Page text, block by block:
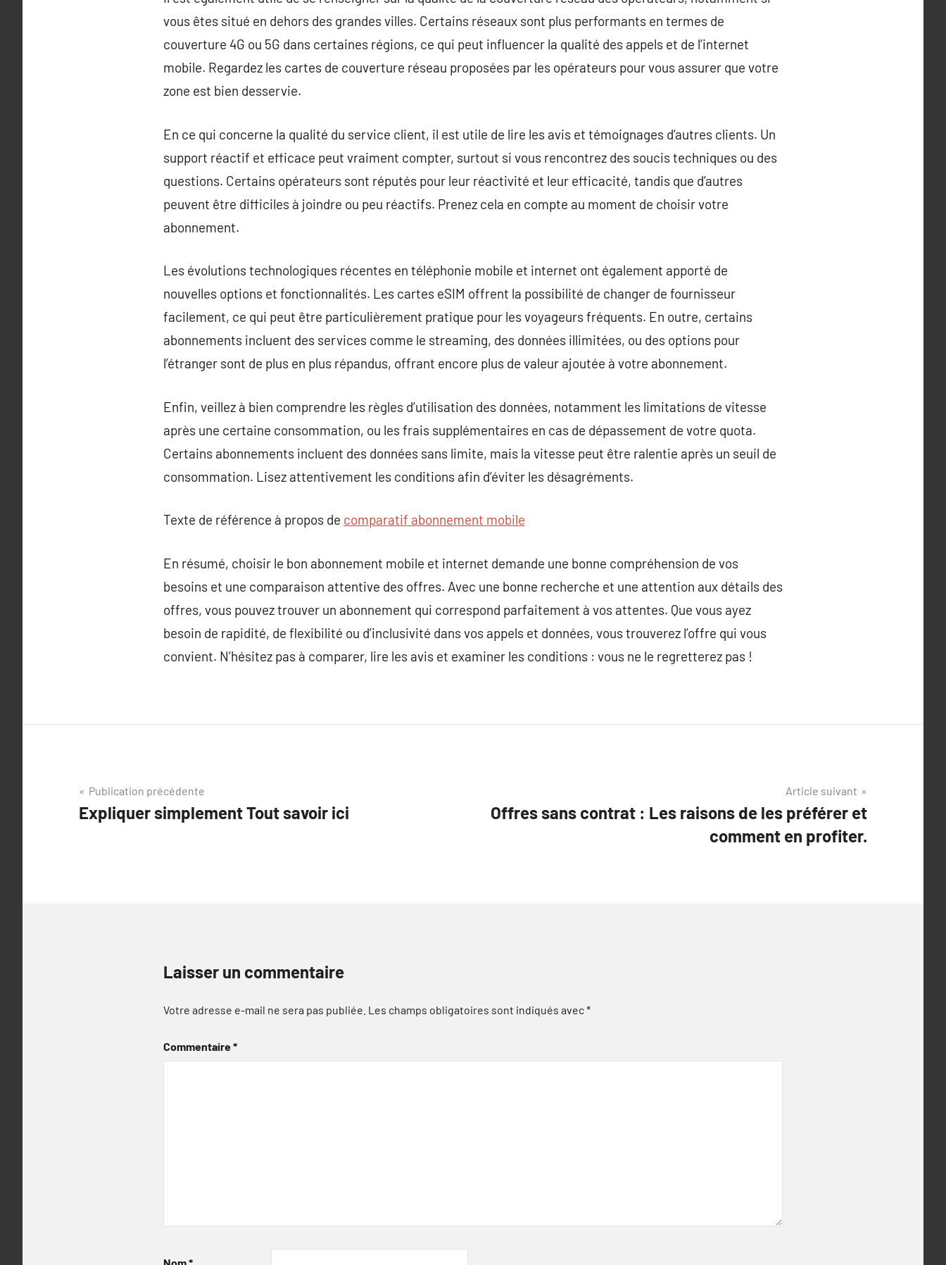
vous êtes situé en dehors des grandes villes. Certains réseaux sont plus performants en termes de
couverture 4G ou 5G dans certaines régions, ce qui peut influencer la qualité des appels et de l’internet
mobile. Regardez les cartes de couverture réseau proposées par les opérateurs pour vous assurer que votre
zone est bien desservie.
En ce qui concerne la qualité du service client, il est utile de lire les avis et témoignages d’autres clients. Un
support réactif et efficace peut vraiment compter, surtout si vous rencontrez des soucis techniques ou des
questions. Certains opérateurs sont réputés pour leur réactivité et leur efficacité, tandis que d’autres
peuvent être difficiles à joindre ou peu réactifs. Prenez cela en compte au moment de choisir votre
abonnement.
Les évolutions technologiques récentes en téléphonie mobile et internet ont également apporté de
nouvelles options et fonctionnalités. Les cartes eSIM offrent la possibilité de changer de fournisseur
facilement, ce qui peut être particulièrement pratique pour les voyageurs fréquents. En outre, certains
abonnements incluent des services comme le streaming, des données illimitées, ou des options pour
l’étranger sont de plus en plus répandus, offrant encore plus de valeur ajoutée à votre abonnement.
Enfin, veillez à bien comprendre les règles d’utilisation des données, notamment les limitations de vitesse
après une certaine consommation, ou les frais supplémentaires en cas de dépassement de votre quota.
Certains abonnements incluent des données sans limite, mais la vitesse peut être ralentie après un seuil de
consommation. Lisez attentivement les conditions afin d’éviter les désagréments.
Texte de référence à propos de comparatif abonnement mobile
En résumé, choisir le bon abonnement mobile et internet demande une bonne compréhension de vos
besoins et une comparaison attentive des offres. Avec une bonne recherche et une attention aux détails des
offres, vous pouvez trouver un abonnement qui correspond parfaitement à vos attentes. Que vous ayez
besoin de rapidité, de flexibilité ou d’inclusivité dans vos appels et données, vous trouverez l’offre qui vous
convient. N’hésitez pas à comparer, lire les avis et examiner les conditions : vous ne le regretterez pas !
Navigation
de
Publication précédente
Expliquer simplement Tout savoir ici
Article suivant
Offres sans contrat : Les raisons de les préférer et
comment en profiter.
Laisser un commentaire
Votre adresse e-mail ne sera pas publiée. Les champs obligatoires sont indiqués avec*
Commentaire*